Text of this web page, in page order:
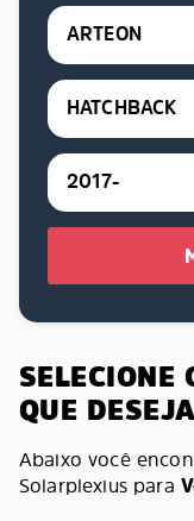
ARTEON
HATCHBACK
2017-
SELECIONE
QUE
Abaixo você
Solarplexius para